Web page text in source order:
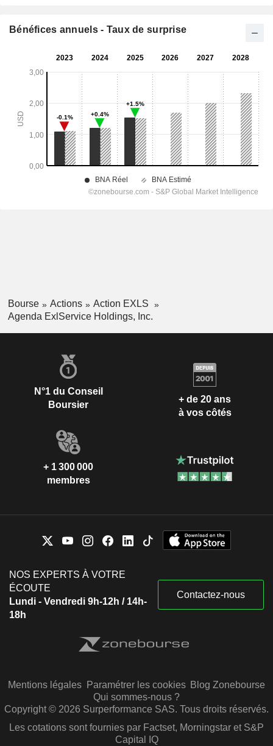
Bénéfices annuels - Taux de surprise
Bourse Actions
Action EXLS
Agenda ExlService Holdings, Inc.
N°1 du Conseil
Boursier
+ de 20 ans
à vos côtés
+ 1 300 000
membres
NOS EXPERTS À VOTRE
ÉCOUTE
Lundi - Vendredi 9h-12h / 14h-
18h
Contactez-nous
Mentions légales Paramétrer les cookies Blog Zonebourse
Qui sommes-nous ?
Copyright © 2026 Surperformance SAS. Tous droits réservés.
Les cotations sont fournies par Factset, Morningstar et S&P
Capital IQ